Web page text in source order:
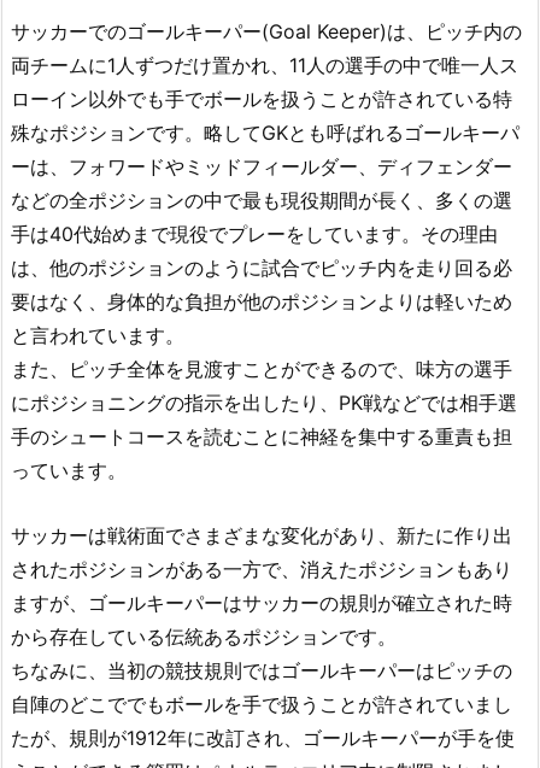
サッカーでのゴールキーパー(Goal Keeper)は、ピッチ内の
両チームに1人ずつだけ置かれ、11人の選手の中で唯一人ス
ローイン以外でも手でボールを扱うことが許されている特
殊なポジションです。略してGKとも呼ばれるゴールキーパ
ーは、フォワードやミッドフィールダー、ディフェンダー
などの全ポジションの中で最も現役期間が長く、多くの選
手は40代始めまで現役でプレーをしています。その理由
は、他のポジションのように試合でピッチ内を走り回る必
要はなく、身体的な負担が他のポジションよりは軽いため
と言われています。
また、ピッチ全体を見渡すことができるので、味方の選手
にポジショニングの指示を出したり、PK戦などでは相手選
手のシュートコースを読むことに神経を集中する重責も担
っています。
サッカーは戦術面でさまざまな変化があり、新たに作り出
されたポジションがある一方で、消えたポジションもあり
ますが、ゴールキーパーはサッカーの規則が確立された時
から存在している伝統あるポジションです。
ちなみに、当初の競技規則ではゴールキーパーはピッチの
自陣のどこででもボールを手で扱うことが許されていまし
たが、規則が1912年に改訂され、ゴールキーパーが手を使